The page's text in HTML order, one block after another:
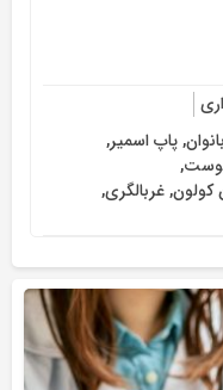
بانوان,پاپ اسمیر,
,
کولون,غربالگری,